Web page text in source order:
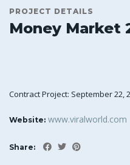
PROJECT DETAILS
Money Market
Contract Project: September 22,
Website: www.viralworld.com
Share: